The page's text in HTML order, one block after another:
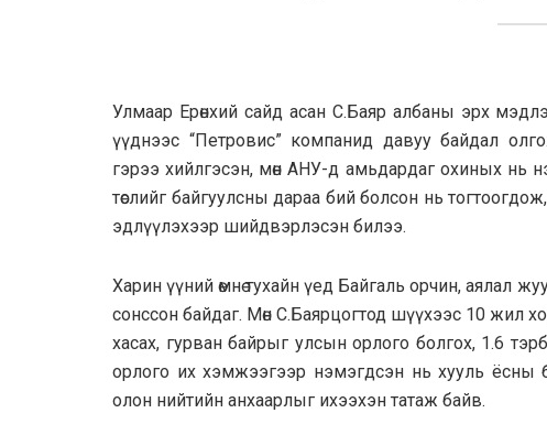
Улмаар Ерөнхий сайд асан С.Баяр албаны эрх
үүднээс “Петровис” компанид давуу байдал
гэрээ хийлгэсэн, мөн АНУ-д амьдардаг охиных нь
төслийг байгуулсны дараа бий болсон нь
эдлүүлэхээр шийдвэрлэсэн билээ.
Харин үүний өмнө тухайн үед Байгаль орчин, аялал
сонссон байдаг. Мөн С.Баярцогтод шүүхээс 10 жил
хасах, гурван байрыг улсын орлого болгох, 1.6 тэрбум
орлого их хэмжээгээр нэмэгдсэн нь хууль ёсны
олон нийтийн анхаарлыг ихээхэн татаж байв.